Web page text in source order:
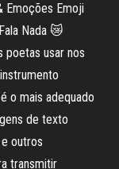
Emoções Emoji
Nada 😿
poetas usar nos
o mais adequado
de texto
outros
transmitir